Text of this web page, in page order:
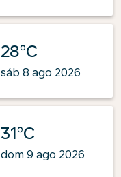
28°C
sáb 8 ago 2026
31°C
dom 9 ago 2026